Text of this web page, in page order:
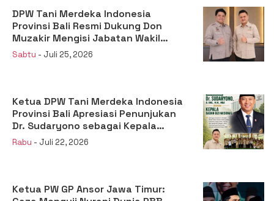
DPW Tani Merdeka Indonesia
Provinsi Bali Resmi Dukung Don
Muzakir Mengisi Jabatan Wakil
Menteri Pertanian RI
Sabtu - Juli 25, 2026
Ketua DPW Tani Merdeka Indonesia
Provinsi Bali Apresiasi Penunjukan
Dr. Sudaryono sebagai Kepala
Badan Gizi Nasional
Rabu - Juli 22, 2026
Ketua PW GP Ansor Jawa Timur: